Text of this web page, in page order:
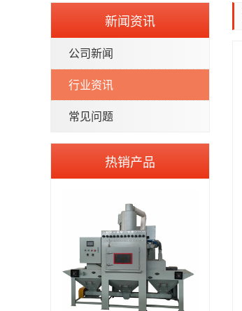
新闻资讯
公司新闻
行业资讯
常见问题
热销产品